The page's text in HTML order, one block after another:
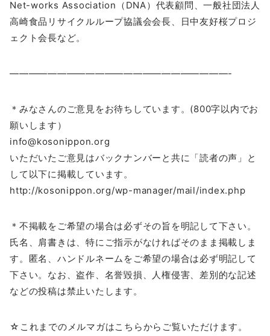
Net-works Association（DNA）代表顧問、一般社団法人
高崎食品リサイクルループ協議会会長、日中友好桜プロジ
ェクト会長など。
———————————————————————-
＊みなさんのご意見をお待ちしています。(800字以内でお
願いします）
info@kosonippon.org
いただいたご意見はバックナンバーと共に「読者の声」と
して以下に掲載しています。
http://kosonippon.org/wp-manager/mail/index.php
＊不掲載をご希望の場合は必ずその旨を明記して下さい。
氏名、肩書きは、特にご指示がなければそのまま掲載しま
す。匿名、ハンドルネームをご希望の場合は必ず明記して
下さい。なお、盗作、名誉毀損、人権侵害、差別的な記述
などの投稿は禁止いたします。
☆これまでのメルマガはこちらからご覧いただけます。